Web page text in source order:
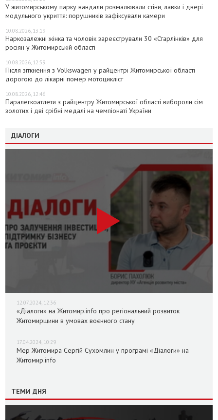
У житомирському парку вандали розмалювали стіни, лавки і двері
модульного укриття: порушників зафіксували камери
10.08.2026, 13:19
Наркозалежні жінка та чоловік зареєстрували 30 «Старлінків» для
росіян у Житомирській області
10.08.2026, 12:59
Після зіткнення з Volkswagen у райцентрі Житомирської області
дорогою до лікарні помер мотоцикліст
10.08.2026, 12:46
Паралегкоатлети з райцентру Житомирської області вибороли сім
золотих і дві срібні медалі на чемпіонаті України
ДІАЛОГИ
12.07.2024, 12:36
«Діалоги» на Житомир.info про регіональний розвиток
Житомирщини в умовах воєнного стану
17.04.2024, 10:29
Мер Житомира Сергій Сухомлин у програмі «Діалоги» на
Житомир.info
ТЕМИ ДНЯ